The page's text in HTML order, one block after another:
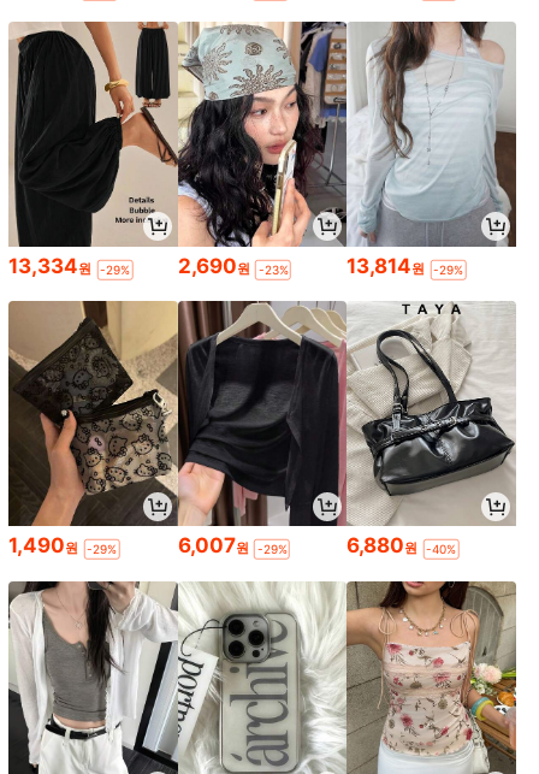
13,334원 -29% 2,690원 -23% 13,814원 -29%
1,490원 -29% 6,007원 -29% 6,880원 -40%